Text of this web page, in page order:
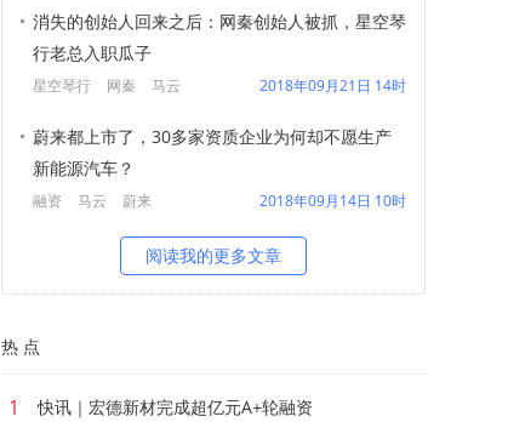
消失的创始人回来之后：网秦创始人被抓，星空琴
行老总入职瓜子
2018年09月21日 14时
星空琴行 网秦 马云
蔚来都上市了，30多家资质企业为何却不愿生产
新能源汽车？
2018年09月14日 10时
融资 马云 蔚来
阅读我的更多文章
热 点
1 快讯｜宏德新材完成超亿元A+轮融资